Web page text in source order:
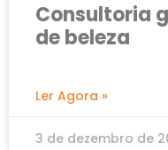
Consultoria
de beleza
Ler Agora »
3 de dezembro de